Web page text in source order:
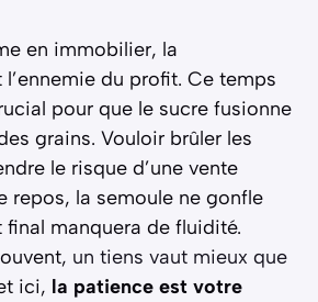
en immobilier, la
du profit. Ce temps
pour que le sucre fusionne
grains. Vouloir brûler les
le risque d’une vente
repos, la semoule ne gonfle
final manquera de fluidité.
un tiens vaut mieux que
ici, la patience est votre